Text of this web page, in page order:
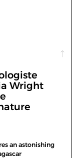
Wright
an astonishing